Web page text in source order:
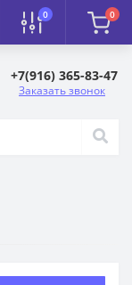
0 0
+7(916) 365-83-47
Заказать звонок